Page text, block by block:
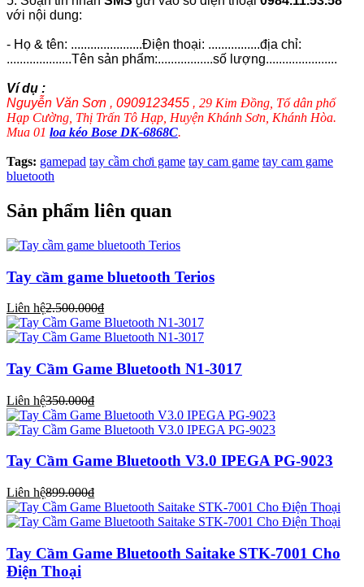
với nội dung:
- Họ & tên: ......................Điện thoại: ................địa chỉ:
....................Tên sản phẩm:.................số lượng......................
Ví dụ :
Nguyễn Văn Sơn , 0909123455 , 29 Kim Đồng, Tổ dân phố
Hạp Cường, Thị Trấn Tô Hạp, Huyện Khánh Sơn, Khánh Hòa.
Mua 01 loa kéo Bose DK-6868C.
Tags: gamepad tay cầm chơi game tay cam game tay cam game
bluetooth
Sản phẩm liên quan
Tay cầm game bluetooth Terios
Liên hệ2.500.000₫
Tay Cầm Game Bluetooth N1-3017
Liên hệ350.000₫
Tay Cầm Game Bluetooth V3.0 IPEGA PG-9023
Liên hệ899.000₫
Tay Cầm Game Bluetooth Saitake STK-7001 Cho
Điện Thoại